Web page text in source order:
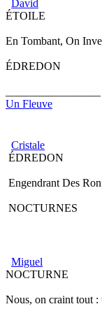
David
ÉTOILE
En Tombant, On
ÉDREDON
Un Fleuve
Cristale
ÉDREDON
Engendrant Des
NOCTURNES
Miguel
NOCTURNE
Nous, on craint tout :